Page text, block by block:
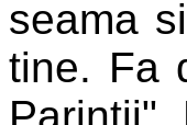
seama
tine. Fa